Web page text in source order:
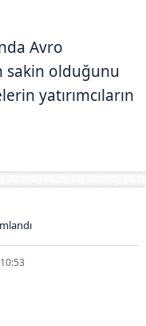
Avro
sakin olduğunu
yatırımcıların